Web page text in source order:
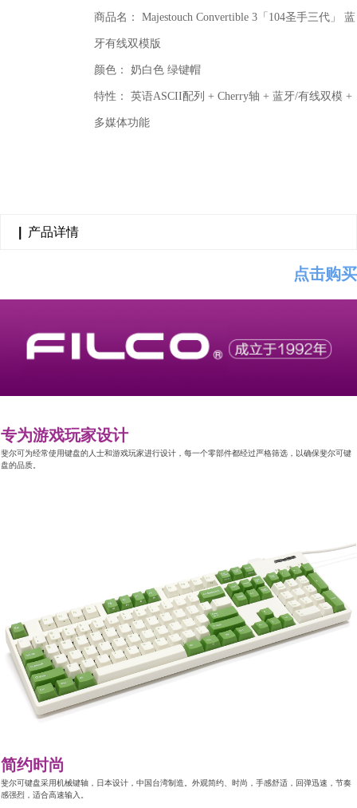
商品名： Majestouch Convertible 3「104圣手三代」 蓝
牙有线双模版
颜色： 奶白色 绿键帽
特性： 英语ASCII配列 + Cherry轴 + 蓝牙/有线双模 +
多媒体功能
点击购买
专为游戏玩家设计
斐尔可为经常使用键盘的人士和游戏玩家进行设计，每一个零部件都经过严格筛选，以确保斐尔可键
盘的品质。
简约时尚
斐尔可键盘采用机械键轴，日本设计，中国台湾制造。外观简约、时尚，手感舒适，回弹迅速，节奏
感强烈，适合高速输入。
产品详情